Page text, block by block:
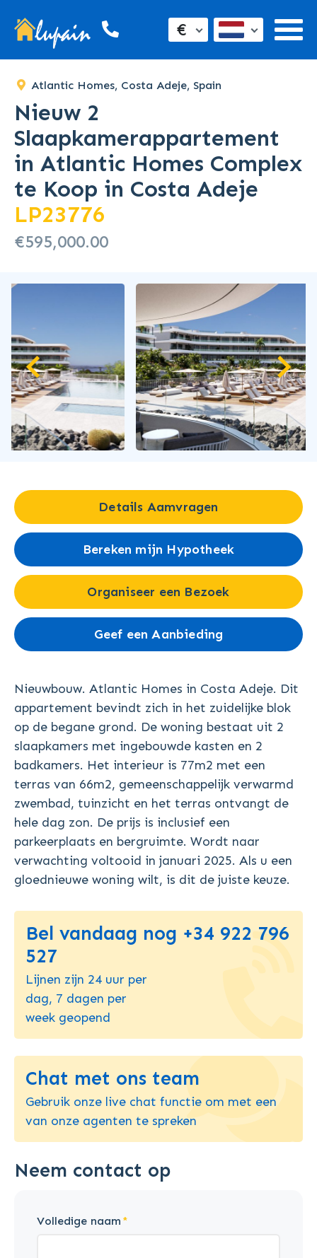
€
Atlantic Homes, Costa Adeje, Spain
Nieuw 2
Slaapkamerappartement
in Atlantic Homes Complex
te Koop in Costa Adeje
LP23776
€595,000.00
Details Aamvragen
Bereken mijn Hypotheek
Organiseer een Bezoek
Geef een Aanbieding
Nieuwbouw. Atlantic Homes in Costa Adeje. Dit
appartement bevindt zich in het zuidelijke blok
op de begane grond. De woning bestaat uit 2
slaapkamers met ingebouwde kasten en 2
badkamers. Het interieur is 77m2 met een
terras van 66m2, gemeenschappelijk verwarmd
zwembad, tuinzicht en het terras ontvangt de
hele dag zon. De prijs is inclusief een
parkeerplaats en bergruimte. Wordt naar
verwachting voltooid in januari 2025. Als u een
gloednieuwe woning wilt, is dit de juiste keuze.
Bel vandaag nog +34 922 796
527
Lijnen zijn 24 uur per
dag, 7 dagen per
week geopend
Chat met ons team
Gebruik onze live chat functie om met een
van onze agenten te spreken
Neem contact op
Volledige naam